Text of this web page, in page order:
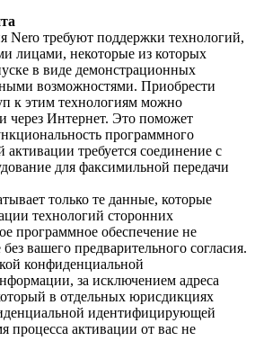
Nero требуют поддержки технологий,
лицами, некоторые из которых
в виде демонстрационных
возможностями. Приобрести
к этим технологиям можно
через Интернет. Это поможет
программного
активации требуется соединение с
для факсимильной передачи
только те данные, которые
технологий сторонних
программное обеспечение не
вашего предварительного согласия.
конфиденциальной
за исключением адреса
в отдельных юрисдикциях
идентифицирующей
процесса активации от вас не